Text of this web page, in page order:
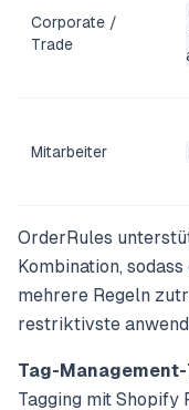
Corporate /
Trade
Mitarbeiter
OrderRules
Kombination,
mehrere Regeln
restriktivste
Tag-
Tagging mit Shopify